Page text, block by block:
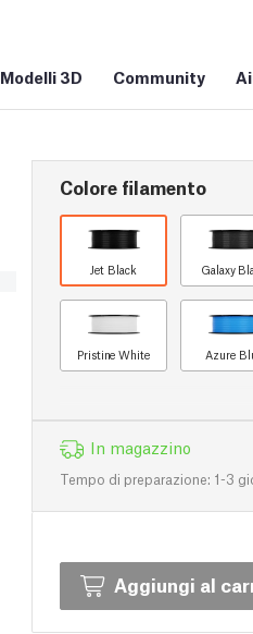
Modelli 3D Community
Colore filamento
Jet Black Galaxy
Pristine White Azure
In magazzino
Tempo di preparazione: 1-3
Aggiungi al